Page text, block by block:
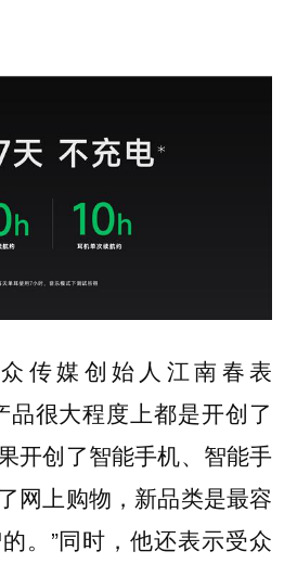
传媒创始人江南春表
品很大程度上都是开创了
开创了智能手机、智能手
网上购物，新品类是最容
。”同时，他还表示受众